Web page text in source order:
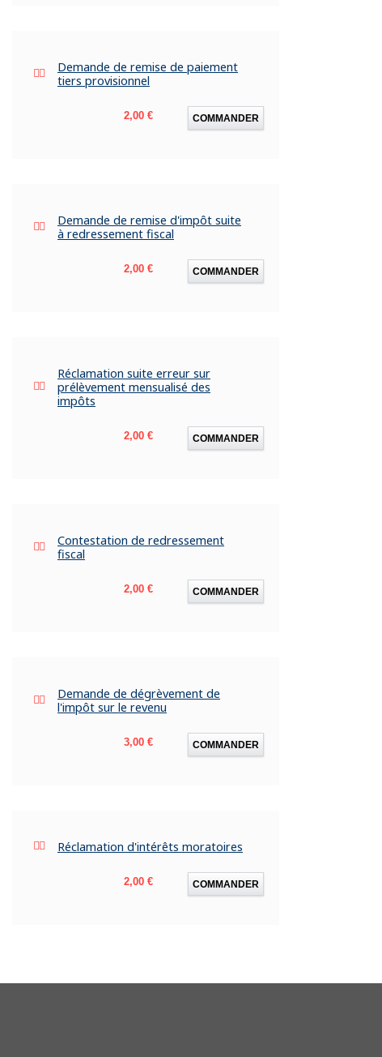
Demande de remise de paiement
tiers provisionnel
Prix
2,00 € COMMANDER
Demande de remise d'impôt suite
à redressement fiscal
Prix
2,00 € COMMANDER
Réclamation suite erreur sur
prélèvement mensualisé des
impôts
Prix
2,00 € COMMANDER
Contestation de redressement
fiscal
Prix
2,00 € COMMANDER
Demande de dégrèvement de
l'impôt sur le revenu
Prix
3,00 € COMMANDER
Réclamation d'intérêts moratoires
Prix
2,00 € COMMANDER